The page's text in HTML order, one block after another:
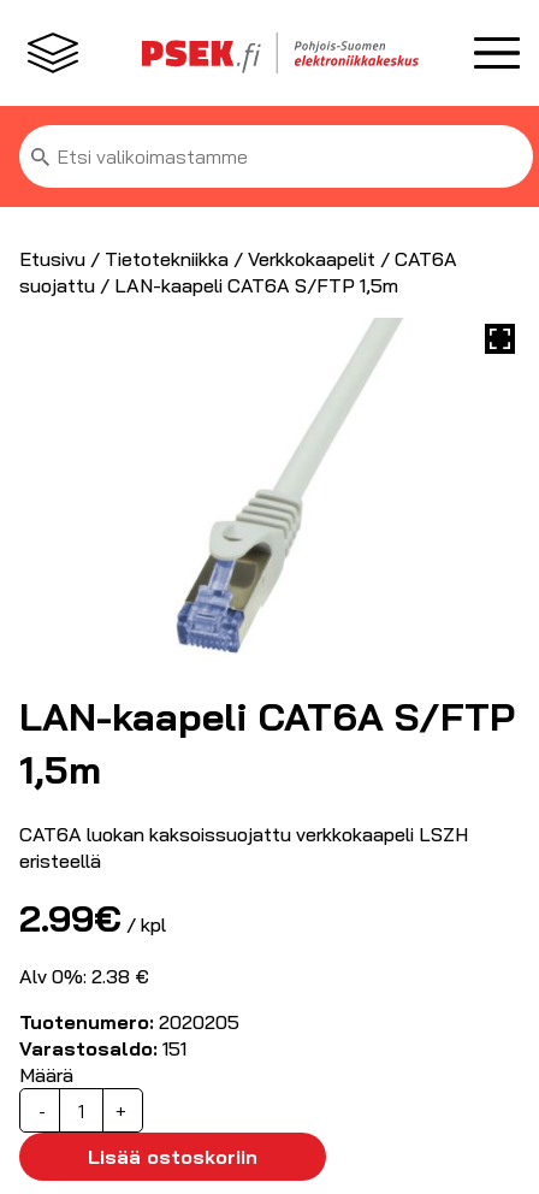
Etsi:
Etusivu / Tietotekniikka / Verkkokaapelit / CAT6A
suojattu / LAN-kaapeli CAT6A S/FTP 1,5m
LAN-kaapeli CAT6A S/FTP
1,5m
CAT6A luokan kaksoissuojattu verkkokaapeli LSZH
eristeellä
2.99€ / kpl
Alv 0%: 2.38 €
Tuotenumero: 2020205
Varastosaldo: 151
Määrä
-
LAN-
kaapeli
CAT6A
S/FTP
+
Lisää ostoskoriin